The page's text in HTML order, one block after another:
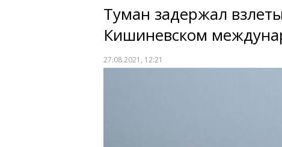
Туман задержал
Кишиневском
27.08.2021, 12:21